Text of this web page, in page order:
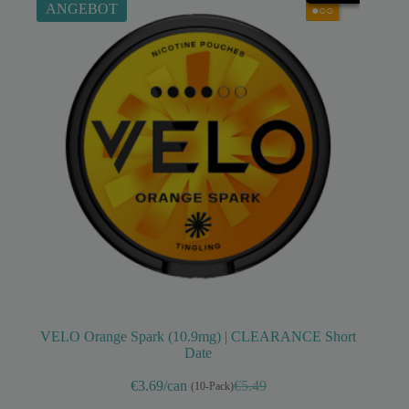
ANGEBOT
●○○
VELO Orange Spark (10.9mg) | CLEARANCE Short
Date
€5.49
Ursprünglicher
€3.69/can (10-Pack)
Aktueller